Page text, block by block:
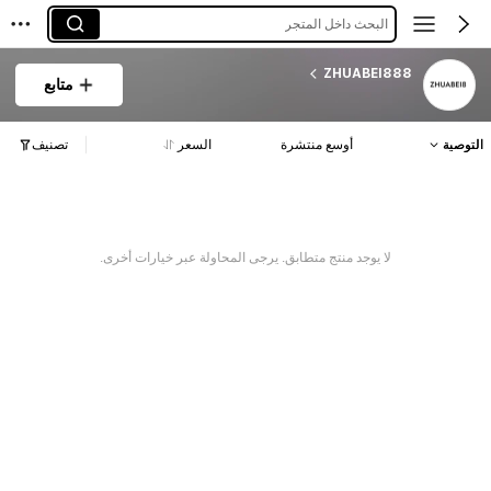
البحث داخل المتجر
ZHUABEI888
متابع
التوصية أوسع منتشرة السعر تصنيف
لا يوجد منتج متطابق. يرجى المحاولة عبر خيارات أخرى.